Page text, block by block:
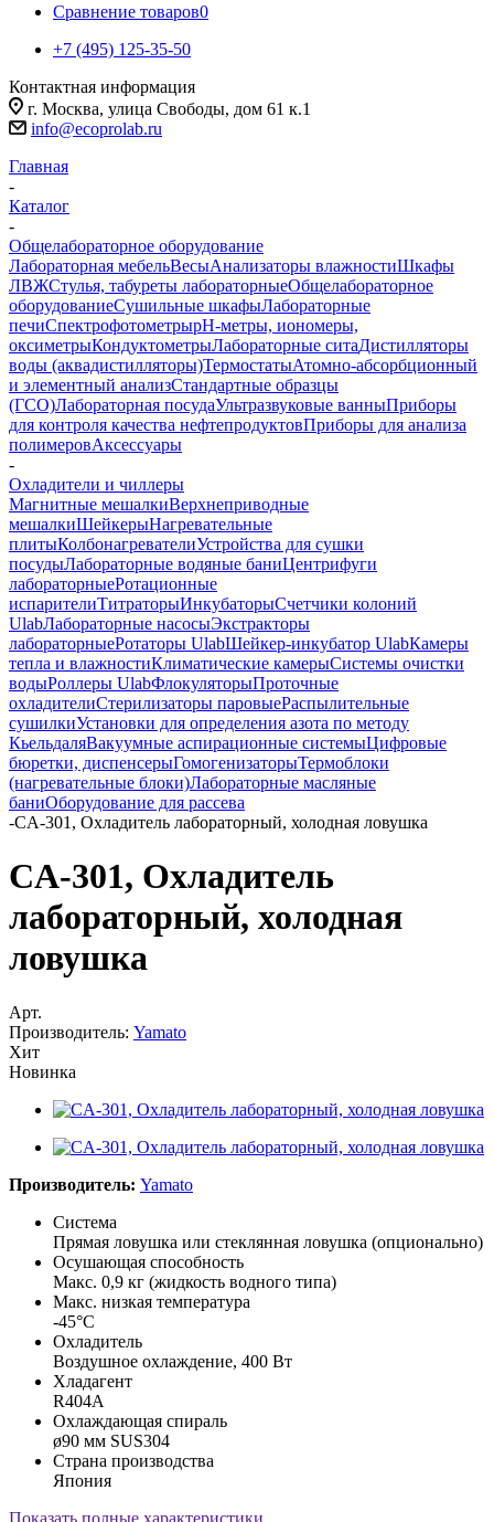
Сравнение товаров0
+7 (495) 125-35-50
Контактная информация
г. Москва, улица Свободы, дом 61 к.1
info@ecoprolab.ru
Главная
-
Каталог
-
Общелабораторное оборудование
Лабораторная мебельВесыАнализаторы влажностиШкафы
ЛВЖСтулья, табуреты лабораторныеОбщелабораторное
оборудованиеСушильные шкафыЛабораторные
печиСпектрофотометрыpH-метры, иономеры,
оксиметрыКондуктометрыЛабораторные ситаДистилляторы
воды (аквадистилляторы)ТермостатыАтомно-абсорбционный
и элементный анализСтандартные образцы
(ГСО)Лабораторная посудаУльтразвуковые ванныПриборы
для контроля качества нефтепродуктовПриборы для анализа
полимеровАксессуары
-
Охладители и чиллеры
Магнитные мешалкиВерхнеприводные
мешалкиШейкерыНагревательные
плитыКолбонагревателиУстройства для сушки
посудыЛабораторные водяные баниЦентрифуги
лабораторныеРотационные
испарителиТитраторыИнкубаторыСчетчики колоний
UlabЛабораторные насосыЭкстракторы
лабораторныеРотаторы UlabШейкер-инкубатор UlabКамеры
тепла и влажностиКлиматические камерыСистемы очистки
водыРоллеры UlabФлокуляторыПроточные
охладителиСтерилизаторы паровыеРаспылительные
сушилкиУстановки для определения азота по методу
КьельдаляВакуумные аспирационные системыЦифровые
бюретки, диспенсерыГомогенизаторыТермоблоки
(нагревательные блоки)Лабораторные масляные
баниОборудование для рассева
-CA-301, Охладитель лабораторный, холодная ловушка
CA-301, Охладитель
лабораторный, холодная
ловушка
Арт.
Производитель: Yamato
Хит
Новинка
Производитель: Yamato
Система
Прямая ловушка или стеклянная ловушка (опционально)
Осушающая способность
Макс. 0,9 кг (жидкость водного типа)
Макс. низкая температура
-45°С
Охладитель
Воздушное охлаждение, 400 Вт
Хладагент
R404A
Охлаждающая спираль
ø90 мм SUS304
Страна производства
Япония
Показать полные характеристики